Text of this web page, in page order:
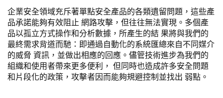
企業安全領域充斥著單點安全產品的各類遺留問題，這些產
品承諾能夠有效阻止 網路攻擊，但往往無法實現。多個產
品以孤立方式操作和分析數據，所產生的結 果將與我們的
最終需求背道而馳：即通過自動化的系統匯總來自不同媒介
的威脅 資訊，並做出相應的回應。儘管技術進步為我們的
組織和使用者帶來更多便利， 但同時也造成許多安全問題
和片段化的政策，攻擊者因而能夠規避控制並找出 弱點。